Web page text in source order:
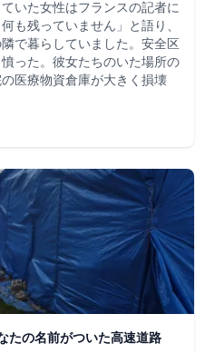
いた女性はフランスの記者に
も残っていません」と語り、
で暮らしていました。安全区
った。彼女たちのいた場所の
医療物資倉庫が大きく損壊
たの名前がついた高速道路